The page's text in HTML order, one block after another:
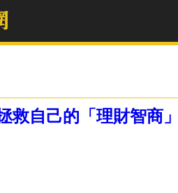
自己的「理財智商」